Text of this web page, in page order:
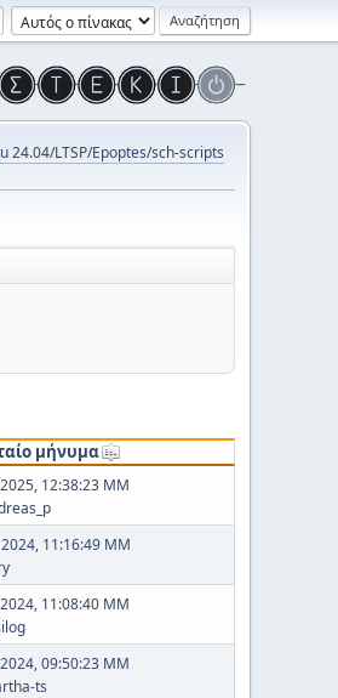
24.04/LTSP/Epoptes/sch-scripts
μήνυμα
12:38:23 ΜΜ
11:16:49 ΜΜ
11:08:40 ΜΜ
09:50:23 ΜΜ
ts